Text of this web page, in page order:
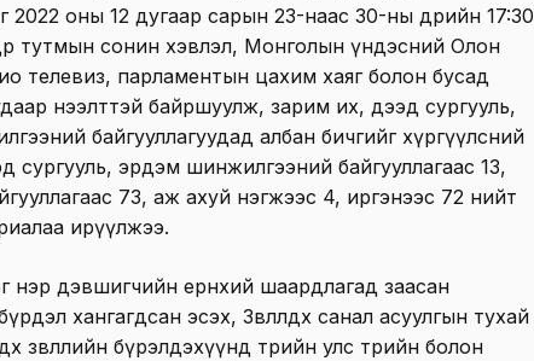
2022 оны 12 дугаар сарын 23-наас 30-ны өдрийн 17:30
тутмын сонин хэвлэл, Монголын үндэсний Олон
телевиз, парламентын цахим хаяг болон бусад
нээлттэй байршуулж, зарим их, дээд сургууль,
байгууллагуудад албан бичгийг хүргүүлсний
сургууль, эрдэм шинжилгээний байгууллагаас 13,
73, аж ахуй нэгжээс 4, иргэнээс 72 нийт
ирүүлжээ.
нэр дэвшигчийн ерөнхий шаардлагад заасан
хангагдсан эсэх, Зөвлөлдөх санал асуулгын тухай
зөвлөлийн бүрэлдэхүүнд төрийн улс төрийн болон